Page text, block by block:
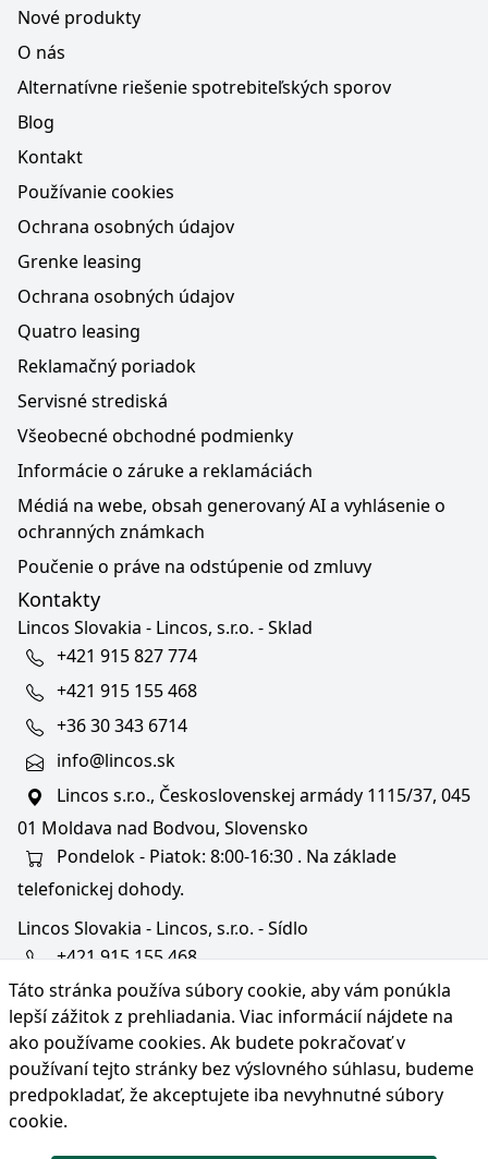
Táto stránka používa súbory cookie, aby vám ponúkla
lepší zážitok z prehliadania. Viac informácií nájdete na
ako používame cookies. Ak budete pokračovať v
používaní tejto stránky bez výslovného súhlasu, budeme
predpokladať, že akceptujete iba nevyhnutné súbory
cookie.
Nové produkty
O nás
Alternatívne riešenie spotrebiteľských sporov
Blog
Kontakt
Používanie cookies
Ochrana osobných údajov
Grenke leasing
Ochrana osobných údajov
Quatro leasing
Reklamačný poriadok
Servisné strediská
Všeobecné obchodné podmienky
Informácie o záruke a reklamáciách
Médiá na webe, obsah generovaný AI a vyhlásenie o
ochranných známkach
Poučenie o práve na odstúpenie od zmluvy
Kontakty
Lincos Slovakia - Lincos, s.r.o. - Sklad
+421 915 827 774
+421 915 155 468
+36 30 343 6714
info@lincos.sk
Lincos s.r.o., Československej armády 1115/37, 045
01 Moldava nad Bodvou, Slovensko
Pondelok - Piatok: 8:00-16:30 . Na základe
telefonickej dohody.
Lincos Slovakia - Lincos, s.r.o. - Sídlo
+421 915 155 468
+36/30 343 6714
bratislava@lincos.sk
Lincos s.r.o., Rustaveliho 4, 831 06 Bratislava - m. č.
Rača, Slovensko
Iba sídlo firmy